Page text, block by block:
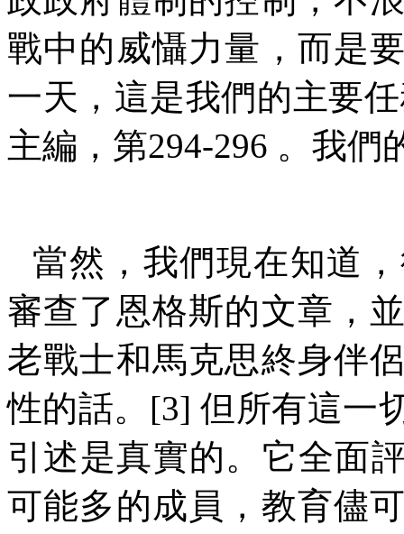
戰中的威懾力量，而是
一天，這是我們的主要
主編，第294-296 。我們
當然，我們現在知道
審查了恩格斯的文章，
老戰士和馬克思終身伴
性的話。 [3]但所有這一
引述是真實的。它全面
可能多的成員，教育儘